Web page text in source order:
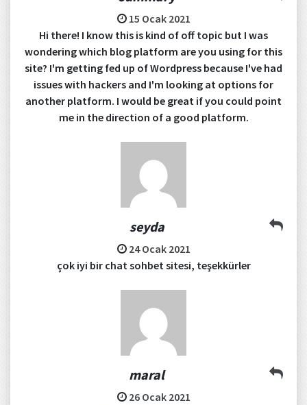
15 Ocak 2021
Hi there! I know this is kind of off topic but I was
wondering which blog platform are you using for this
site? I'm getting fed up of Wordpress because I've had
issues with hackers and I'm looking at options for
another platform. I would be great if you could point
me in the direction of a good platform.
seyda
24 Ocak 2021
çok iyi bir chat sohbet sitesi, teşekkürler
maral
26 Ocak 2021